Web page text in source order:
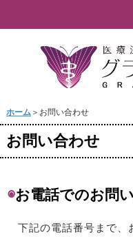
ホーム＞お問い合わせ
お問い合わせ
◉お電話でのお問
下記の電話番号まで、